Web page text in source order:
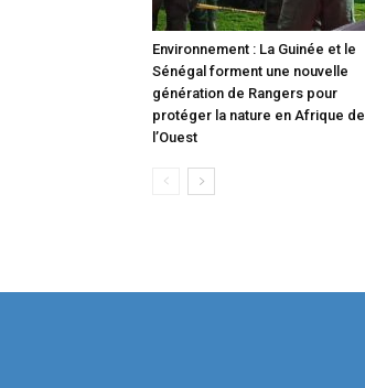
Environnement : La Guinée et le
Sénégal forment une nouvelle
génération de Rangers pour
protéger la nature en Afrique de
l’Ouest